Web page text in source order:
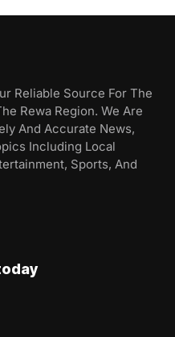
Reliable Source For The
Rewa Region. We Are
And Accurate News,
Including Local
Sports, And